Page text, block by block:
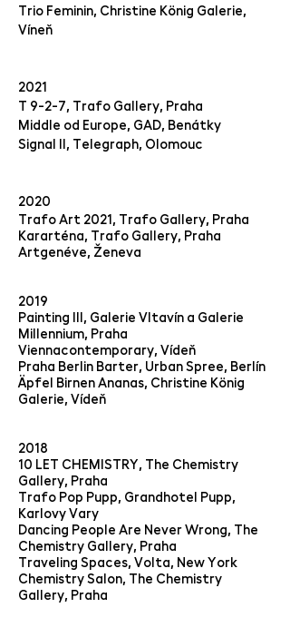
Trio Feminin, Christine König Galerie,
Víneň
2021
T 9-2-7, Trafo Gallery, Praha
Middle od Europe, GAD, Benátky
Signal II, Telegraph, Olomouc
2020
Trafo Art 2021, Trafo Gallery, Praha
Kararténa, Trafo Gallery, Praha
Artgenève, Ženeva
2019
Painting III, Galerie Vltavín a Galerie
Millennium, Praha
Viennacontemporary, Vídeň
Praha Berlin Barter, Urban Spree, Berlín
Äpfel Birnen Ananas, Christine König
Galerie, Vídeň
2018
10 LET CHEMISTRY, The Chemistry
Gallery, Praha
Trafo Pop Pupp, Grandhotel Pupp,
Karlovy Vary
Dancing People Are Never Wrong, The
Chemistry Gallery, Praha
Traveling Spaces, Volta, New York
Chemistry Salon, The Chemistry
Gallery, Praha